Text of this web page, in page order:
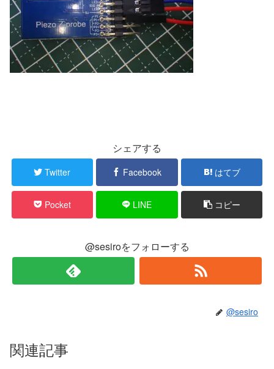
シェアする
Twitter Facebook はてブ
Pocket LINE コピー
@sesiroをフォローする
@sesiro
関連記事